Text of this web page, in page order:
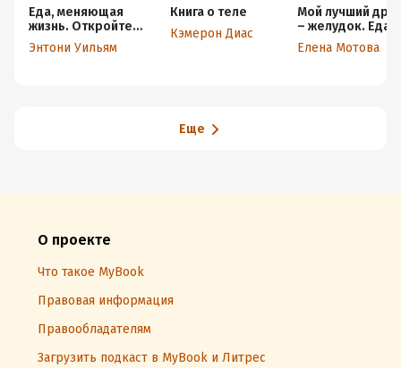
Еда, меняющая
жизнь. Откройте
тайную силу
овощей, фруктов,
Энтони Уильям
Книга о теле
Кэмерон Диас
Мой лучший друг
– желудок. Еда
для умных
людей
Елена Мотова
Еще
О проекте
Что такое MyBook
Правовая информация
Правообладателям
Загрузить подкаст в MyBook и Литрес